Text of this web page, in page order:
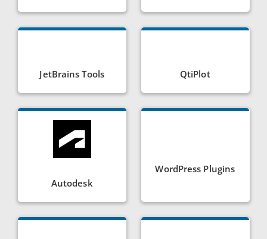
JetBrains Tools QtiPlot
Autodesk
WordPress Plugins